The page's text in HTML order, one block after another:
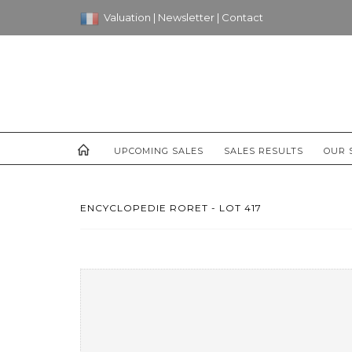
Valuation | Newsletter | Contact
UPCOMING SALES SALES RESULTS OUR
ENCYCLOPEDIE RORET - LOT 417